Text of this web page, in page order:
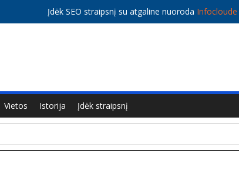
Įdėk SEO straipsnį su atgaline nuoroda Infocloude
Vietos Istorija
Įdėk straipsnį